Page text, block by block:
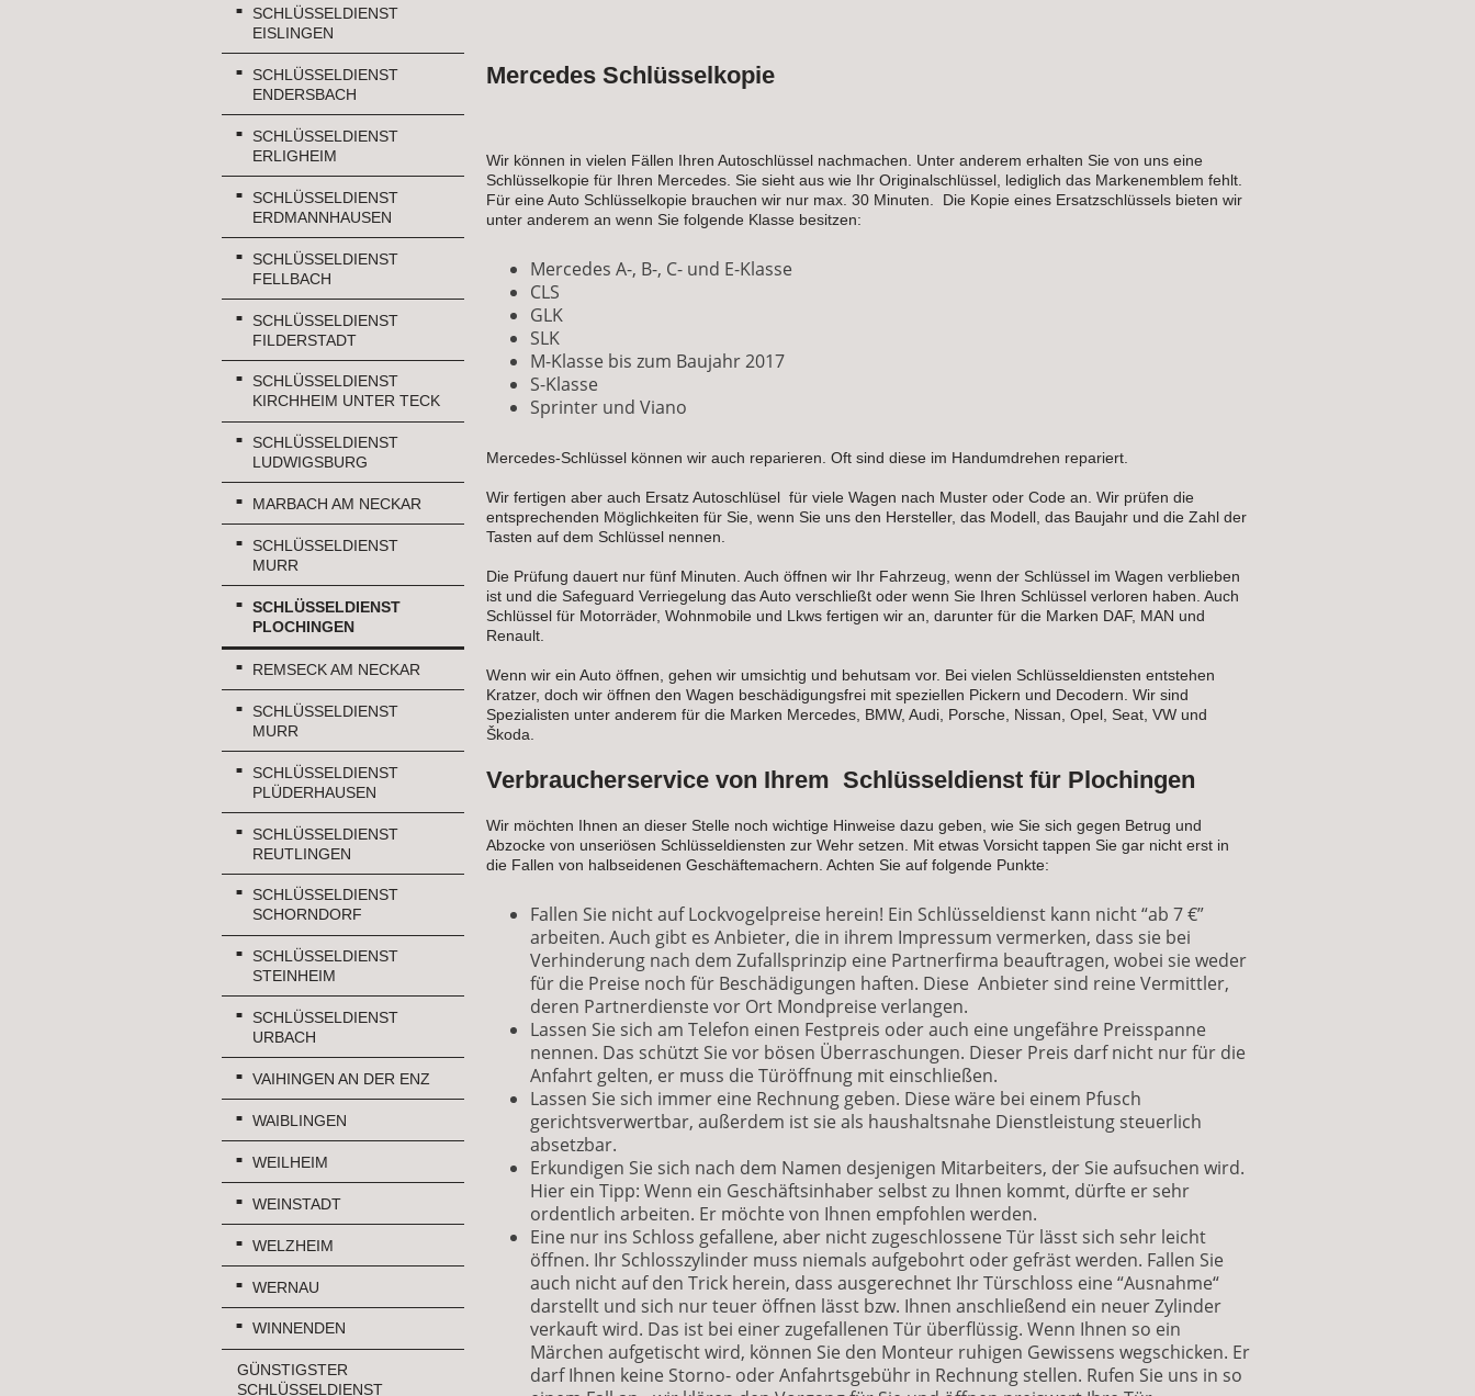
SCHLÜSSELDIENST
EISLINGEN
SCHLÜSSELDIENST
ENDERSBACH
SCHLÜSSELDIENST
ERLIGHEIM
SCHLÜSSELDIENST
ERDMANNHAUSEN
SCHLÜSSELDIENST
FELLBACH
SCHLÜSSELDIENST
FILDERSTADT
SCHLÜSSELDIENST
KIRCHHEIM UNTER TECK
SCHLÜSSELDIENST
LUDWIGSBURG
MARBACH AM NECKAR
SCHLÜSSELDIENST
MURR
SCHLÜSSELDIENST
PLOCHINGEN
REMSECK AM NECKAR
SCHLÜSSELDIENST
MURR
SCHLÜSSELDIENST
PLÜDERHAUSEN
SCHLÜSSELDIENST
REUTLINGEN
SCHLÜSSELDIENST
SCHORNDORF
SCHLÜSSELDIENST
STEINHEIM
SCHLÜSSELDIENST
URBACH
VAIHINGEN AN DER ENZ
WAIBLINGEN
WEILHEIM
WEINSTADT
WELZHEIM
WERNAU
WINNENDEN
GÜNSTIGSTER
SCHLÜSSELDIENST
Mercedes Schlüsselkopie
Wir können in vielen Fällen Ihren Autoschlüssel nachmachen. Unter anderem erhalten Sie von uns eine
Schlüsselkopie für Ihren Mercedes. Sie sieht aus wie Ihr Originalschlüssel, lediglich das Markenemblem fehlt.
Für eine Auto Schlüsselkopie brauchen wir nur max. 30 Minuten. Die Kopie eines Ersatzschlüssels bieten wir
unter anderem an wenn Sie folgende Klasse besitzen:
Mercedes A-, B-, C- und E-Klasse
CLS
GLK
SLK
M-Klasse bis zum Baujahr 2017
S-Klasse
Sprinter und Viano
Mercedes-Schlüssel können wir auch reparieren. Oft sind diese im Handumdrehen repariert.
Wir fertigen aber auch Ersatz Autoschlüsel für viele Wagen nach Muster oder Code an. Wir prüfen die
entsprechenden Möglichkeiten für Sie, wenn Sie uns den Hersteller, das Modell, das Baujahr und die Zahl der
Tasten auf dem Schlüssel nennen.
Die Prüfung dauert nur fünf Minuten. Auch öffnen wir Ihr Fahrzeug, wenn der Schlüssel im Wagen verblieben
ist und die Safeguard Verriegelung das Auto verschließt oder wenn Sie Ihren Schlüssel verloren haben. Auch
Schlüssel für Motorräder, Wohnmobile und Lkws fertigen wir an, darunter für die Marken DAF, MAN und
Renault.
Wenn wir ein Auto öffnen, gehen wir umsichtig und behutsam vor. Bei vielen Schlüsseldiensten entstehen
Kratzer, doch wir öffnen den Wagen beschädigungsfrei mit speziellen Pickern und Decodern. Wir sind
Spezialisten unter anderem für die Marken Mercedes, BMW, Audi, Porsche, Nissan, Opel, Seat, VW und
Škoda.
Verbraucherservice von Ihrem Schlüsseldienst für Plochingen
Wir möchten Ihnen an dieser Stelle noch wichtige Hinweise dazu geben, wie Sie sich gegen Betrug und
Abzocke von unseriösen Schlüsseldiensten zur Wehr setzen. Mit etwas Vorsicht tappen Sie gar nicht erst in
die Fallen von halbseidenen Geschäftemachern. Achten Sie auf folgende Punkte:
Fallen Sie nicht auf Lockvogelpreise herein! Ein Schlüsseldienst kann nicht “ab 7 €”
arbeiten. Auch gibt es Anbieter, die in ihrem Impressum vermerken, dass sie bei
Verhinderung nach dem Zufallsprinzip eine Partnerfirma beauftragen, wobei sie weder
für die Preise noch für Beschädigungen haften. Diese Anbieter sind reine Vermittler,
deren Partnerdienste vor Ort Mondpreise verlangen.
Lassen Sie sich am Telefon einen Festpreis oder auch eine ungefähre Preisspanne
nennen. Das schützt Sie vor bösen Überraschungen. Dieser Preis darf nicht nur für die
Anfahrt gelten, er muss die Türöffnung mit einschließen.
Lassen Sie sich immer eine Rechnung geben. Diese wäre bei einem Pfusch
gerichtsverwertbar, außerdem ist sie als haushaltsnahe Dienstleistung steuerlich
absetzbar.
Erkundigen Sie sich nach dem Namen desjenigen Mitarbeiters, der Sie aufsuchen wird.
Hier ein Tipp: Wenn ein Geschäftsinhaber selbst zu Ihnen kommt, dürfte er sehr
ordentlich arbeiten. Er möchte von Ihnen empfohlen werden.
Eine nur ins Schloss gefallene, aber nicht zugeschlossene Tür lässt sich sehr leicht
öffnen. Ihr Schlosszylinder muss niemals aufgebohrt oder gefräst werden. Fallen Sie
auch nicht auf den Trick herein, dass ausgerechnet Ihr Türschloss eine “Ausnahme“
darstellt und sich nur teuer öffnen lässt bzw. Ihnen anschließend ein neuer Zylinder
verkauft wird. Das ist bei einer zugefallenen Tür überflüssig. Wenn Ihnen so ein
Märchen aufgetischt wird, können Sie den Monteur ruhigen Gewissens wegschicken. Er
darf Ihnen keine Storno- oder Anfahrtsgebühr in Rechnung stellen. Rufen Sie uns in so